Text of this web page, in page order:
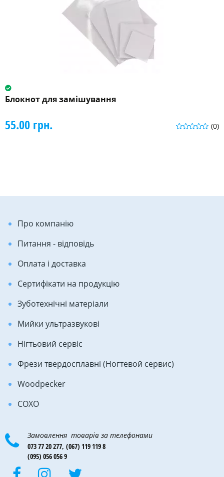
Блокнот для замішування
(0)
55.00 грн.
Про компанію
Питання - відповідь
Оплата і доставка
Сертифікати на продукцію
Зуботехнічні матеріали
Мийки ультразвукові
Нігтьовий сервіс
Фрези твердосплавні (Ногтевой сервис)
Woodpecker
COXO
Замовлення товарів за телефонами
073 77 20 277, (067) 119 119 8
(095) 056 056 9